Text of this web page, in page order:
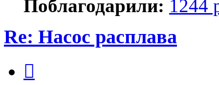
Поблагодарили: 1244
Re: Насос расплава